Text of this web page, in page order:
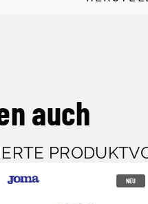
auch
NEU